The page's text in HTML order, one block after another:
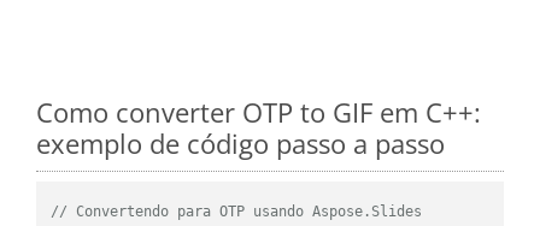
Como converter OTP to GIF em C++:
exemplo de código passo a passo
// Convertendo para OTP usando Aspose.Slides